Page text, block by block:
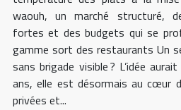
waouh, un marché structuré,
fortes et des budgets qui se
gamme sort des restaurants Un
sans brigade visible ? L’idée
ans, elle est désormais au cœur
privées et...